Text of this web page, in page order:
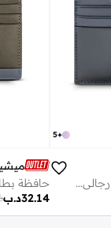
+
5
حافظة بطاقات ائتمان رجالي كحلي وأسود
د.ب32.14